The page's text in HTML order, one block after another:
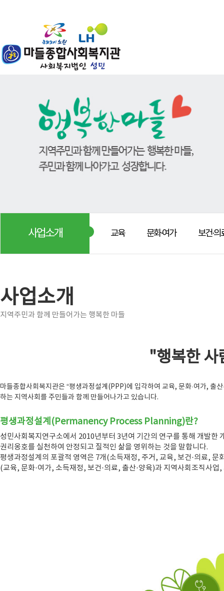
사업소개 교육 문화·여가 보건·의
사업소개
지역주민과 함께 만들어가는 행복한 마들
"행복한 사
마들종합사회복지관은 “평생과정설계(PPP)에 입각하여 교육, 문화·여가, 출
하는 지역사회를 주민들과 함께 만들어나가고 있습니다.
평생과정설계(Permanency Process Planning)란?
성민사회복지연구소에서 2010년부터 3년여 기간의 연구를 통해 개발한
권리옹호를 실천하여 안정되고 질적인 삶을 영위하는 것을 말합니다.
평생과정설계의 포괄적 영역은 7개(소득재정, 주거, 교육, 보건·의료, 문
(교육, 문화·여가, 소득재정, 보건·의료, 출산·양육)과 지역사회조직사